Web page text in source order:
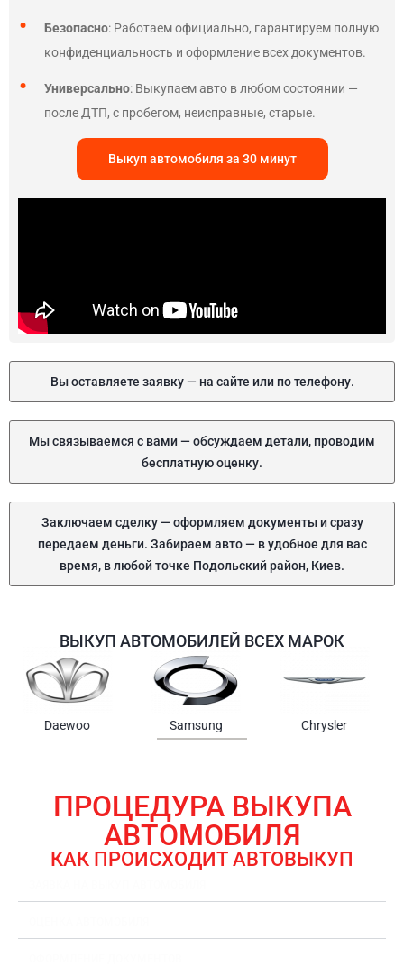
Безопасно: Работаем официально, гарантируем полную
конфиденциальность и оформление всех документов.
Универсально: Выкупаем авто в любом состоянии —
после ДТП, с пробегом, неисправные, старые.
Выкуп автомобиля за 30 минут
Вы оставляете заявку — на сайте или по телефону.
Мы связываемся с вами — обсуждаем детали, проводим
бесплатную оценку.
Заключаем сделку — оформляем документы и сразу
передаем деньги. Забираем авто — в удобное для вас
время, в любой точке Подольский район, Киев.
ВЫКУП АВТОМОБИЛЕЙ ВСЕХ МАРОК
Samsung Chrysler Gmc
ПРОЦЕДУРА ВЫКУПА
АВТОМОБИЛЯ
КАК ПРОИСХОДИТ АВТОВЫКУП